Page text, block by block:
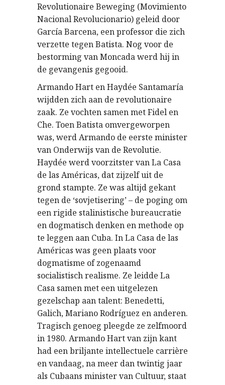
Revolutionaire Beweging (Movimiento
Nacional Revolucionario) geleid door
García Barcena, een professor die zich
verzette tegen Batista. Nog voor de
bestorming van Moncada werd hij in
de gevangenis gegooid.
Armando Hart en Haydée Santamaría
wijdden zich aan de revolutionaire
zaak. Ze vochten samen met Fidel en
Che. Toen Batista omvergeworpen
was, werd Armando de eerste minister
van Onderwijs van de Revolutie.
Haydée werd voorzitster van La Casa
de las Américas, dat zijzelf uit de
grond stampte. Ze was altijd gekant
tegen de ‘sovjetisering’ – de poging om
een rigide stalinistische bureaucratie
en dogmatisch denken en methode op
te leggen aan Cuba. In La Casa de las
Américas was geen plaats voor
dogmatisme of zogenaamd
socialistisch realisme. Ze leidde La
Casa samen met een uitgelezen
gezelschap aan talent: Benedetti,
Galich, Mariano Rodríguez en anderen.
Tragisch genoeg pleegde ze zelfmoord
in 1980. Armando Hart van zijn kant
had een briljante intellectuele carrière
en vandaag, na meer dan twintig jaar
als Cubaans minister van Cultuur, staat